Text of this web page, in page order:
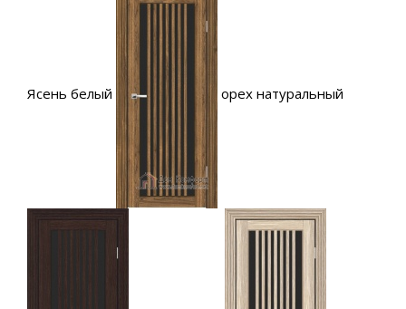
Ясень белый орех натуральный